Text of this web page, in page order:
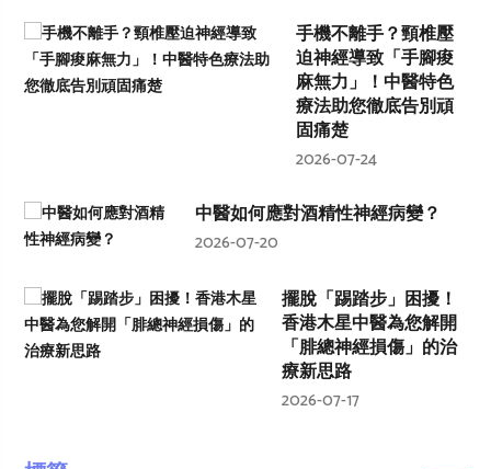
手機不離手？頸椎壓
迫神經導致「手腳痠
麻無力」！中醫特色
療法助您徹底告別頑
固痛楚
2026-07-24
中醫如何應對酒精性神經病變？
2026-07-20
擺脫「踢踏步」困擾！
香港木星中醫為您解開
「腓總神經損傷」的治
療新思路
2026-07-17